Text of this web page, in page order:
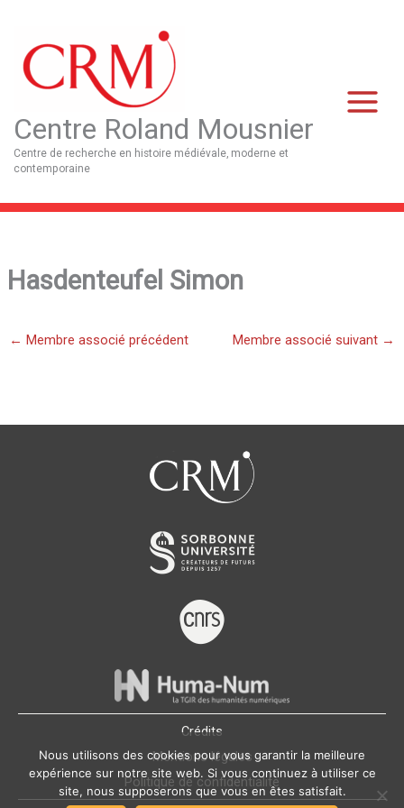
contenu
Centre Roland Mousnier
Centre de recherche en histoire médiévale, moderne et
contemporaine
Hasdenteufel Simon
← Membre associé précédent Membre associé suivant →
Crédits
Mentions légales
Politique de confidentialité
Nous utilisons des cookies pour vous garantir la meilleure
expérience sur notre site web. Si vous continuez à utiliser ce
site, nous supposerons que vous en êtes satisfait.